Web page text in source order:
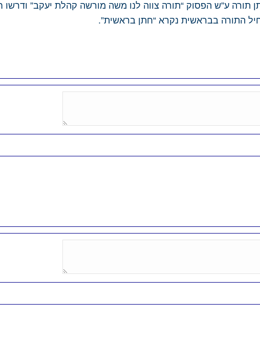
תורה ע”ש הפסוק “תורה צווה לנו משה מורשה קהלת יעקב” ודרשו
התורה בבראשית נקרא “חתן בראשית”.